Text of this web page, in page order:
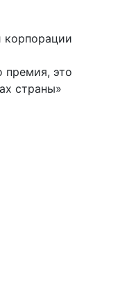
корпорации
премия, это
страны»